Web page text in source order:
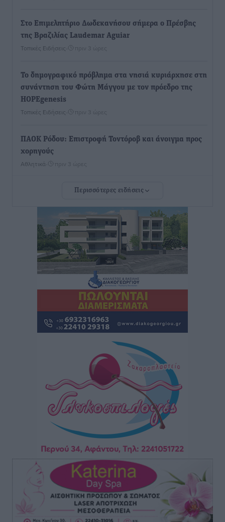
Στο Επιμελητήριο Δωδεκανήσου σήμερα ο Πρέσβης
της Βραζιλίας Laudemar Aguiar
Τοπικές Ειδήσεις πριν 3 ώρες
To δημογραφικό πρόβλημα στα νησιά κυριάρχησε στη
συνάντηση του Φώτη Μάγγου με τον πρόεδρο της
HOPEgenesis
Τοπικές Ειδήσεις πριν 3 ώρες
ΠΑΟΚ Ρόδου: Επιστροφή Τοντόροβ και άνοιγμα προς
χορηγούς
Αθλητικά πριν 3 ώρες
Rhodes Beyond Summer – Εκεί που το καλοκαίρι
πριν 3 ώρες
Κικίλιας: Μειώθηκαν κατά 34% οι μεταναστευτικές
ροές στα θαλάσσια σύνορα
Κως: Γερμανός τουρίστας κέρδισε αποζημίωση 900
ευρώ επειδή δεν βρήκε ξαπλώστρες στις
οικογενειακές διακοπές του
Τοπικές Ειδήσεις• πριν 3 ώρες
Ο γεωεντοπισμός μέσω 112 «έσωσε» Δανό περιπατητή
Τοπικές Ειδήσεις• πριν 4 ώρες
Σύμη: Ανασύρθηκε σορός άνδρα – Εξετάζεται αν είναι
ο 8ος Γερμανός που αγνοούνταν μετά την παράσυρσή
Τοπικές Ειδήσεις• πριν 4 ώρες
Ερώτηση στην Ευρωπαϊκή Επιτροπή για τις
αλλεπάλληλες πυρκαγιές που ξεσπούν από μονάδες
ανακύκλωσης και ΧΥΤΑ και την επικίνδυνη έκθεση
σε καρκινογόνες τοξικές ουσίες
Περισσότερες ειδήσεις